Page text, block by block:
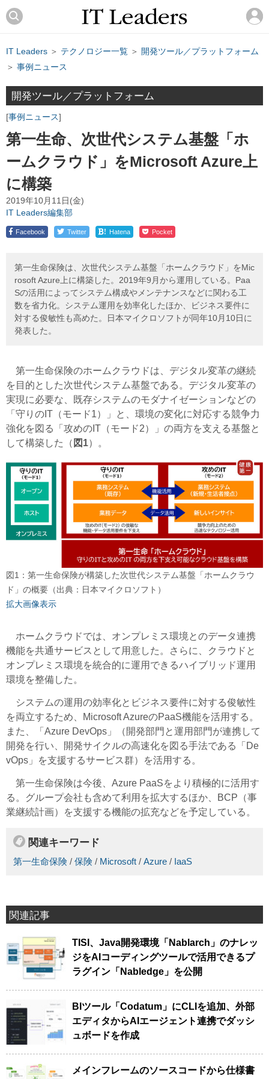
IT Leaders ＞ テクノロジー一覧 ＞ 開発ツール／プラットフォーム
＞ 事例ニュース
開発ツール／プラットフォーム
事例ニュース
第一生命、次世代システム基盤「ホ
ームクラウド」をMicrosoft Azure上
に構築
2019年10月11日(金)
IT Leaders編集部
Facebook Twitter ! Hatena Pocket
第一生命保険は、次世代システム基盤「ホームクラウド」をMic
rosoft Azure上に構築した。2019年9月から運用している。Paa
Sの活用によってシステム構成やメンテナンスなどに関わる工
数を省力化。システム運用を効率化したほか、ビジネス要件に
対する俊敏性も高めた。日本マイクロソフトが同年10月10日に
発表した。
第一生命保険のホームクラウドは、デジタル変革の継続
を目的とした次世代システム基盤である。デジタル変革の
実現に必要な、既存システムのモダナイゼーションなどの
「守りのIT（モード1）」と、環境の変化に対応する競争力
強化を図る「攻めのIT（モード2）」の両方を支える基盤と
して構築した（ 図1）。
図1：第一生命保険が構築した次世代システム基盤「ホームクラウ
ド」の概要（出典：日本マイクロソフト）
拡大画像表示
ホームクラウドでは、オンプレミス環境とのデータ連携
機能を共通サービスとして用意した。さらに、クラウドと
オンプレミス環境を統合的に運用できるハイブリッド運用
環境を整備した。
システムの運用の効率化とビジネス要件に対する俊敏性
を両立するため、Microsoft AzureのPaaS機能を活用する。
また、「Azure DevOps」（開発部門と運用部門が連携して
開発を行い、開発サイクルの高速化を図る手法である「De
vOps」を支援するサービス群）を活用する。
第一生命保険は今後、Azure PaaSをより積極的に活用す
る。グループ会社も含めて利用を拡大するほか、BCP（事
業継続計画）を支援する機能の拡充などを予定している。
関連キーワード
第一生命保険 / 保険 / Microsoft / Azure / IaaS
関連記事
TISI、Java開発環境「Nablarch」のナレッ
ジをAIコーディングツールで活用できるプ
ラグイン「Nabledge」を公開
BIツール「Codatum」にCLIを追加、外部
エディタからAIエージェント連携でダッシ
ュボードを作成
メインフレームのソースコードから仕様書